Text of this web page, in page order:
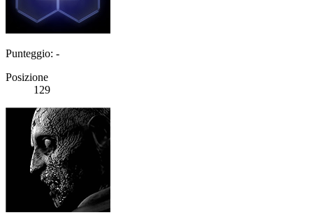
Punteggio: -
Posizione
129